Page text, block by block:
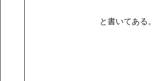
と書いてある。